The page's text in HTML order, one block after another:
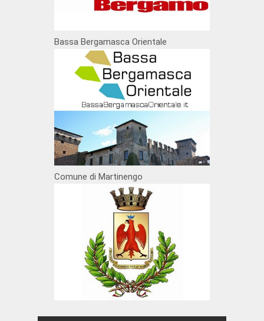
Bassa Bergamasca Orientale
Comune di Martinengo